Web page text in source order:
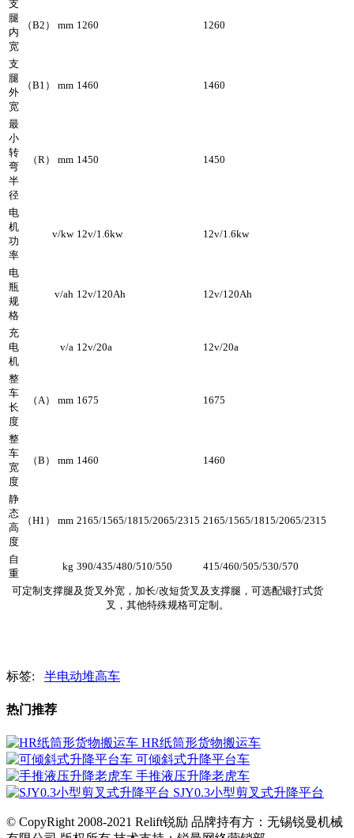
支
腿
内
宽
（B2） mm 1260 1260
支
腿
外
宽
（B1） mm 1460 1460
最
小
转
弯
半
径
（R） mm 1450 1450
电
机
功
率
v/kw 12v/1.6kw 12v/1.6kw
电
瓶
规
格
v/ah 12v/120Ah 12v/120Ah
充
电
机
v/a 12v/20a 12v/20a
整
车
长
度
（A） mm 1675 1675
整
车
宽
度
（B） mm 1460 1460
静
态
高
度
（H1） mm 2165/1565/1815/2065/2315 2165/1565/1815/2065/2315
自
重
kg 390/435/480/510/550 415/460/505/530/570
可定制支撑腿及货叉外宽，加长/改短货叉及支撑腿，可选配锻打式货
叉，其他特殊规格可定制。
标签: 半电动堆高车
热门推荐
HR纸筒形货物搬运车
可倾斜式升降平台车
手推液压升降老虎车
SJY0.3小型剪叉式升降平台
© CopyRight 2008-2021 Relift锐励 品牌持有方：无锡锐曼机械